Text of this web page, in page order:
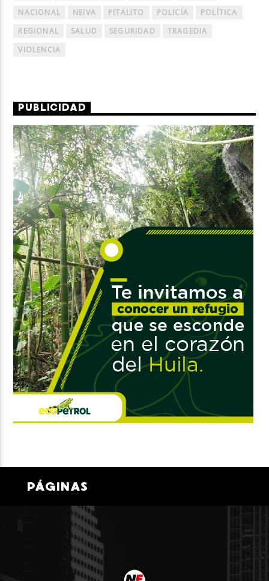
NACIONAL
NEIVA PITALITO POLICÍA
POLÍTICA
REGIONAL
SALUD SEGURIDAD
TRAGEDIA
VIOLENCIA
PUBLICIDAD
PÁGINAS